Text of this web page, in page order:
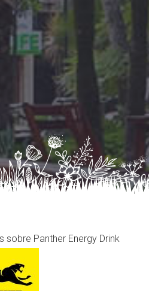
sobre Panther Energy Drink